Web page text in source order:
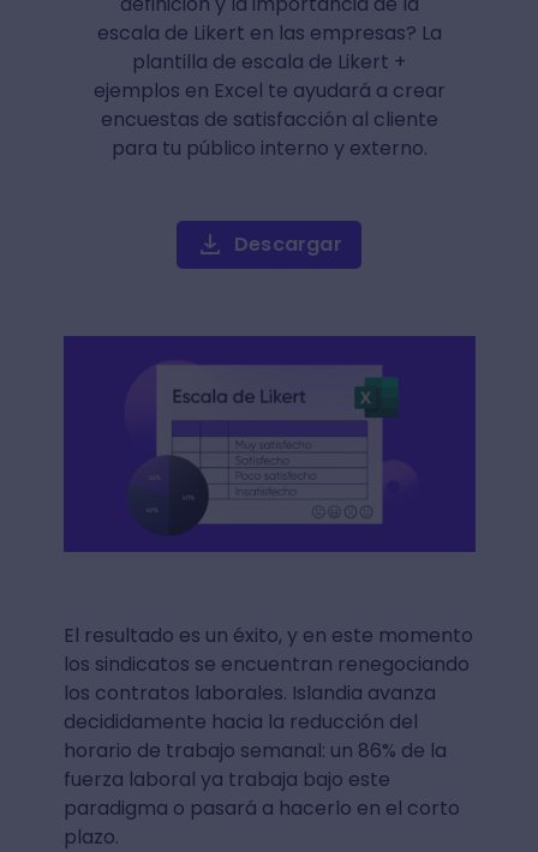
escala de Likert en las empresas? La
plantilla de escala de Likert +
ejemplos en Excel te ayudará a crear
encuestas de satisfacción al cliente
para tu público interno y externo.
Descargar
El resultado es un éxito, y en este momento
los sindicatos se encuentran renegociando
los contratos laborales. Islandia avanza
decididamente hacia la reducción del
horario de trabajo semanal: un 86% de la
fuerza laboral ya trabaja bajo este
paradigma o pasará a hacerlo en el corto
plazo.